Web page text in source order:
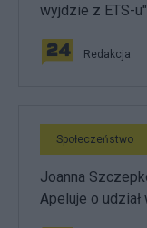
wyjdzie z ETS-u"
Redakcja
Społeczeństwo
Joanna
Apeluje o